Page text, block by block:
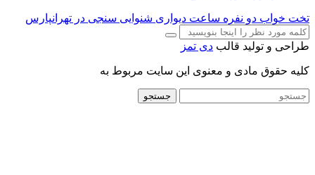
تخت خواب دو نفره ساعت دیواری شنوایی سنجی در تهرانپارس
طراحی و تولید قالب دی تمز
کلیه حقوق مادی و معنوی این سایت مربوط به
جستجو